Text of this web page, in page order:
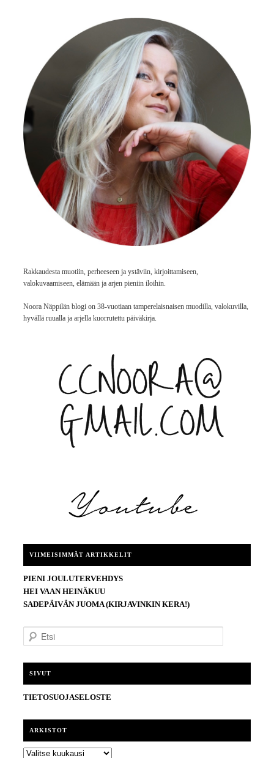
Rakkaudesta muotiin, perheeseen ja ystäviin, kirjoittamiseen,
valokuvaamiseen, elämään ja arjen pieniin iloihin.
Noora Näppilän blogi on 38-vuotiaan tamperelaisnaisen muodilla, valokuvilla,
hyvällä ruualla ja arjella kuorrutettu päiväkirja.
VIIMEISIMMÄT ARTIKKELIT
PIENI JOULUTERVEHDYS
HEI VAAN HEINÄKUU
SADEPÄIVÄN JUOMA (KIRJAVINKIN KERA!)
t
SIVUT
TIETOSUOJASELOSTE
ARKISTOT
ARKISTOT